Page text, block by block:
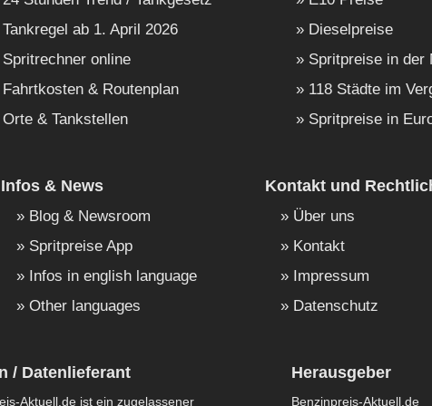
Tankregel ab 1. April 2026
Spritrechner online
Fahrtkosten & Routenplan
Orte & Tankstellen
Dieselpreise
Spritpreise in der
118 Städte im
Spritpreise in
Infos & News
Blog & Newsroom
Spritpreise App
Infos in english language
Other languages
Kontakt und
Über uns
Kontakt
Impressum
Datenschutz
/ Datenlieferant
Aktuell.de ist ein zugelassener
Herausgeber
Benzinpreis-Aktuell.de